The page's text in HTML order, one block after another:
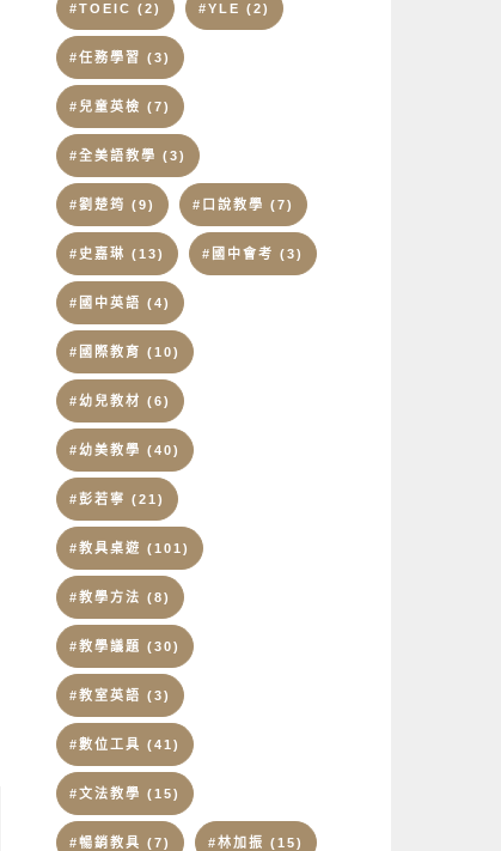
#TOEIC (2) #YLE (2)
#任務學習 (3)
#兒童英檢 (7)
#全美語教學 (3)
#劉楚筠 (9) #口說教學 (7)
#史嘉琳 (13) #國中會考 (3)
#國中英語 (4)
#國際教育 (10)
#幼兒教材 (6)
#幼美教學 (40)
#彭若寧 (21)
#教具桌遊 (101)
#教學方法 (8)
#教學議題 (30)
#教室英語 (3)
#數位工具 (41)
#文法教學 (15)
#暢銷教具 (7) #林加振 (15)